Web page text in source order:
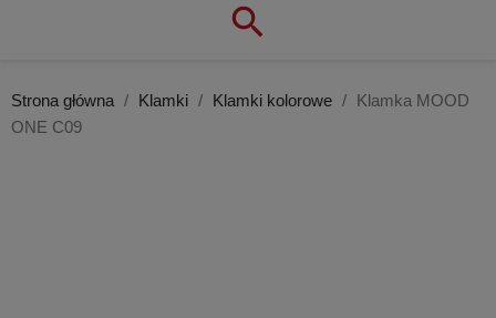

Strona główna Klamki Klamki kolorowe
Klamka MOOD
ONE C09